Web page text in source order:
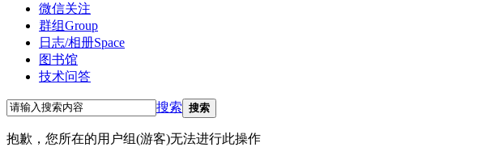
微信关注
群组Group
日志/相册Space
图书馆
技术问答
搜索 搜索
抱歉，您所在的用户组(游客)无法进行此操作